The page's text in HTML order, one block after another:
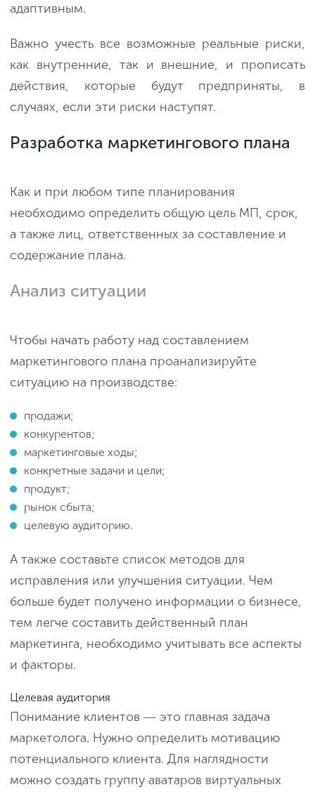
адаптивным.
Важно учесть все возможные реальные риски,
как внутренние, так и внешние, и прописать
действия, которые будут предприняты, в
случаях, если эти риски наступят.
Разработка маркетингового плана
Как и при любом типе планирования
необходимо определить общую цель МП, срок,
а также лиц, ответственных за составление и
содержание плана.
Анализ ситуации
Чтобы начать работу над составлением
маркетингового плана проанализируйте
ситуацию на производстве:
продажи;
конкурентов;
маркетинговые ходы;
конкретные задачи и цели;
продукт;
рынок сбыта;
целевую аудиторию.
А также составьте список методов для
исправления или улучшения ситуации. Чем
больше будет получено информации о бизнесе,
тем легче составить действенный план
маркетинга, необходимо учитывать все аспекты
и факторы.
Целевая аудитория
Понимание клиентов ― это главная задача
маркетолога. Нужно определить мотивацию
потенциального клиента. Для наглядности
можно создать группу аватаров виртуальных